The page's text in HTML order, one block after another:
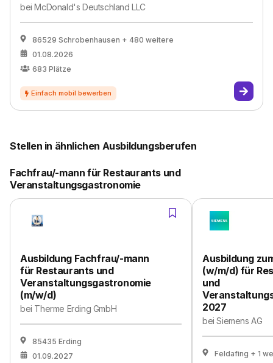
beiMcDonald's Deutschland LLC
86529 Schrobenhausen + 480 weitere
01.08.2026
683 Plätze
Stellen in ähnlichen Ausbildungsberufen
Fachfrau/-mann für Restaurants und
Veranstaltungsgastronomie
Ausbildung Fachfrau/-mann
für Restaurants und
Veranstaltungsgastronomie
(m/w/d)
bei Therme Erding GmbH
85435 Erding
01.09.2027
Ausbildung
(w/m/d) für
und
2027
beiSiemens AG
Feldafing + 1